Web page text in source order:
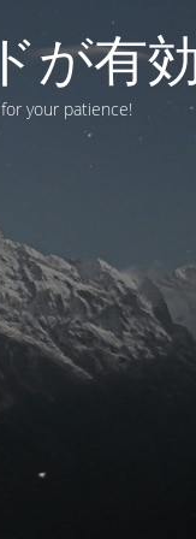
が有
your patience!